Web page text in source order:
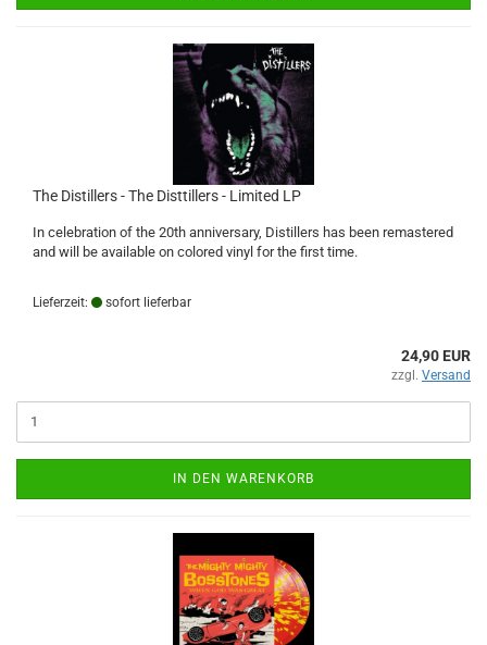
The Distillers - The Disttillers - Limited LP
In celebration of the 20th anniversary, Distillers has been remastered
and will be available on colored vinyl for the first time.
Lieferzeit: sofort lieferbar
24,90 EUR
zzgl. Versand
IN DEN WARENKORB